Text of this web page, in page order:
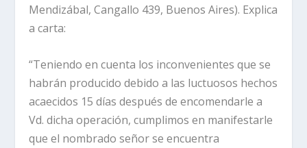
Mendizábal, Cangallo 439, Buenos Aires). Explica
a carta:
“Teniendo en cuenta los inconvenientes que se
habrán producido debido a las luctuosos hechos
acaecidos 15 días después de encomendarle a
Vd. dicha operación, cumplimos en manifestarle
que el nombrado señor se encuentra